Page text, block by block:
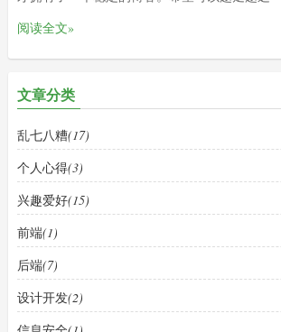
阅读全文»
文章分类
乱七八糟(17)
个人心得(3)
兴趣爱好(15)
前端(1)
后端(7)
设计开发(2)